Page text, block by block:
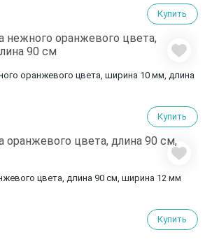
Купить
оранжевого цвета, ширина 10 мм, длина
Купить
цвета, длина 90 см, ширина 12 мм
Купить